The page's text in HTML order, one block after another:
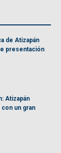
de Atizapán
presentación
Atizapán
un gran